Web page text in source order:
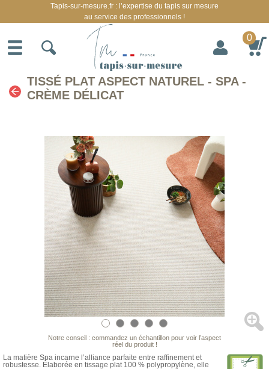
TISSÉ PLAT ASPECT NATUREL - SPA -
CRÈME DÉLICAT
Notre conseil : commandez un échantillon pour voir l’aspect
réel du produit !
La matière Spa incarne l’alliance parfaite entre raffinement et
robustesse. Élaborée en tissage plat 100 % polypropylène, elle
Tapis-sur-mesure.fr : l’expertise du tapis sur mesure
au service des professionnels !
0